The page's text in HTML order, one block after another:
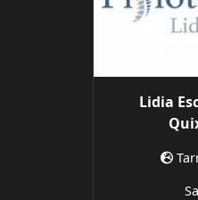
Lidia